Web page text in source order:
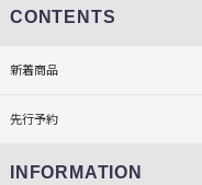
CONTENTS
新着商品
先行予約
INFORMATION